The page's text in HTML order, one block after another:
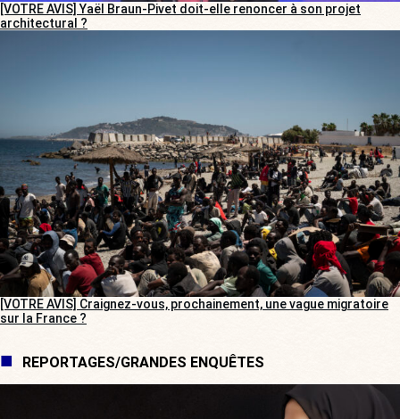
[VOTRE AVIS] Yaël Braun-Pivet doit-elle renoncer à son projet
architectural ?
[VOTRE AVIS] Craignez-vous, prochainement, une vague migratoire
sur la France ?
REPORTAGES/GRANDES ENQUÊTES